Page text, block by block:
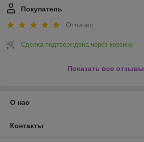
Покупатель
Отлично
Сделка подтверждена через корзину
Показать все отзывы
О нас
Контакты